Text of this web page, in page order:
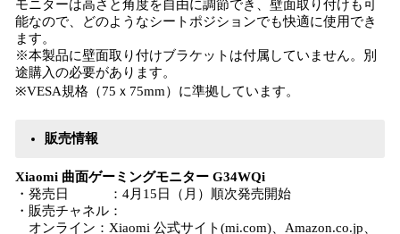
モニターは高さと角度を自由に調節でき、壁面取り付けも可
能なので、どのようなシートポジションでも快適に使用でき
ます。
※本製品に壁面取り付けブラケットは付属していません。別
途購入の必要があります。
※VESA規格（75ｘ75mm）に準拠しています。
販売情報
Xiaomi 曲面ゲーミングモニター G34WQi
・発売日 ：4月15日（月）順次発売開始
・販売チャネル：
オンライン：Xiaomi 公式サイト(mi.com)、Amazon.co.jp、